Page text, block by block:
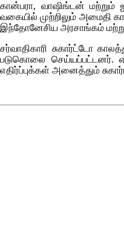
கான்பரா, வாஷிங்டன் மற்றும்
வகையில் முற்றிலும் அமைதி
இந்தோனேசிய அரசாங்கம்
சர்வாதிகாரி சுகார்ட்டோ
படுகொலை செய்யப்பட்டனர்.
எதிர்ப்புக்கள் அனைத்தும்